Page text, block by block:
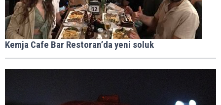
Kemja Cafe Bar Restoran’da yeni soluk